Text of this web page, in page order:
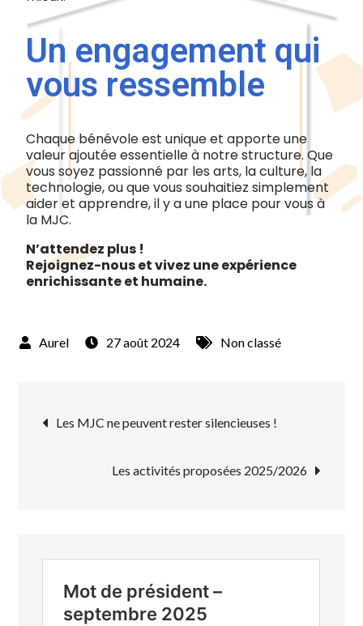
Un engagement qui
vous ressemble
Chaque bénévole est unique et apporte une
valeur ajoutée essentielle à notre structure. Que
vous soyez passionné par les arts, la culture, la
technologie, ou que vous souhaitiez simplement
aider et apprendre, il y a une place pour vous à
la MJC.
N’attendez plus !
Rejoignez-nous et vivez une expérience
enrichissante et humaine.
27 août 2024 Non classé
Les MJC ne peuvent rester silencieuses !
Les activités proposées 2025/2026